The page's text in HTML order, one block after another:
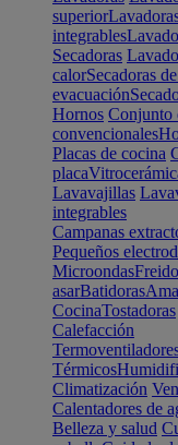
superior
integrables
Secadoras
calorSecadoras
evacuación
Hornos Conjunto
convencionales
Placas de cocina
placa
Lavavajillas
integrables
Campanas
Pequeños
Microondas
asarBatidoras
CocinaTostadoras
Calefacción
Térmicos
Climatización
Calentadores de
Belleza y salud